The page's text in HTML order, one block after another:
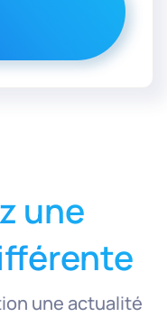
une
une actualité